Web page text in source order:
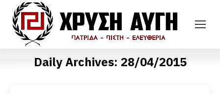
Daily Archives: 28/04/2015